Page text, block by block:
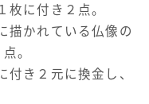
枚に付き２点。
描かれている仏像の
。
付き２元に換金し、